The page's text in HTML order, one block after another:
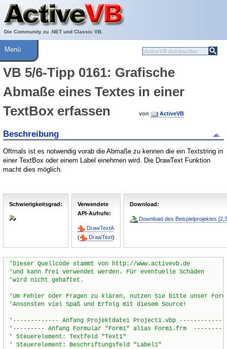
Die Community zu .NET und Classic VB.
Über ActiveVB
Hilfe
Menü
VB 5/6-Tipp 0161: Grafische
Abmaße eines Textes in einer
TextBox erfassen
von ActiveVB
Beschreibung
Oftmals ist es notwendig vorab die Abmaße zu kennen die ein Textstring in
einer TextBox oder einem Label einehmen wird. Die DrawText Funktion
macht dies möglich.
Schwierigkeitsgrad:
Verwendete
API-Aufrufe:
DrawTextA
(
DrawText)
Download:
Download des Beispielprojektes